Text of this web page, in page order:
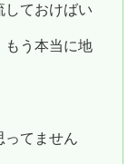
しておけばい
もう本当に地
ってません